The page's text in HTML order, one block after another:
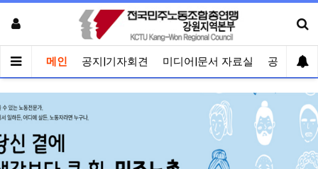
메인 공지|기자회견 미디어|문서 자료실 공유게시